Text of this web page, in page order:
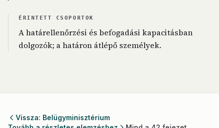
ÉRINTETT CSOPORTOK
A határellenőrzési és befogadási kapacitásban
dolgozók; a határon átlépő személyek.
Vissza: Belügyminisztérium